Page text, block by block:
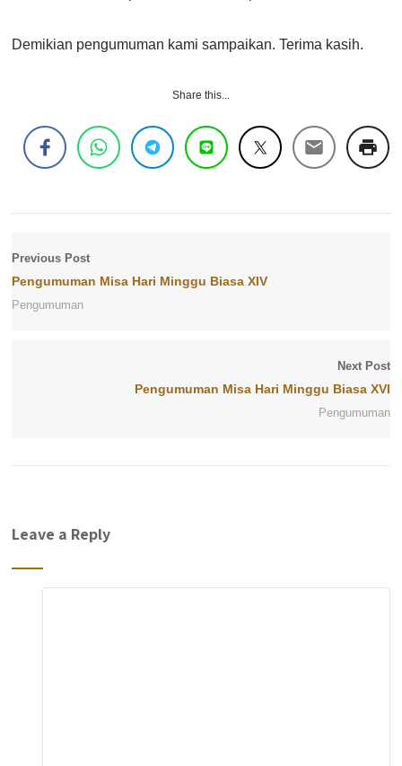
Demikian pengumuman kami sampaikan. Terima kasih.
Share this...
Previous Post
Pengumuman Misa Hari Minggu Biasa XIV
Pengumuman
Next Post
Pengumuman Misa Hari Minggu Biasa XVI
Pengumuman
Leave a Reply